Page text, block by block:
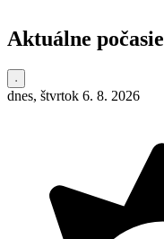
Aktuálne počasie
dnes, štvrtok 6. 8. 2026